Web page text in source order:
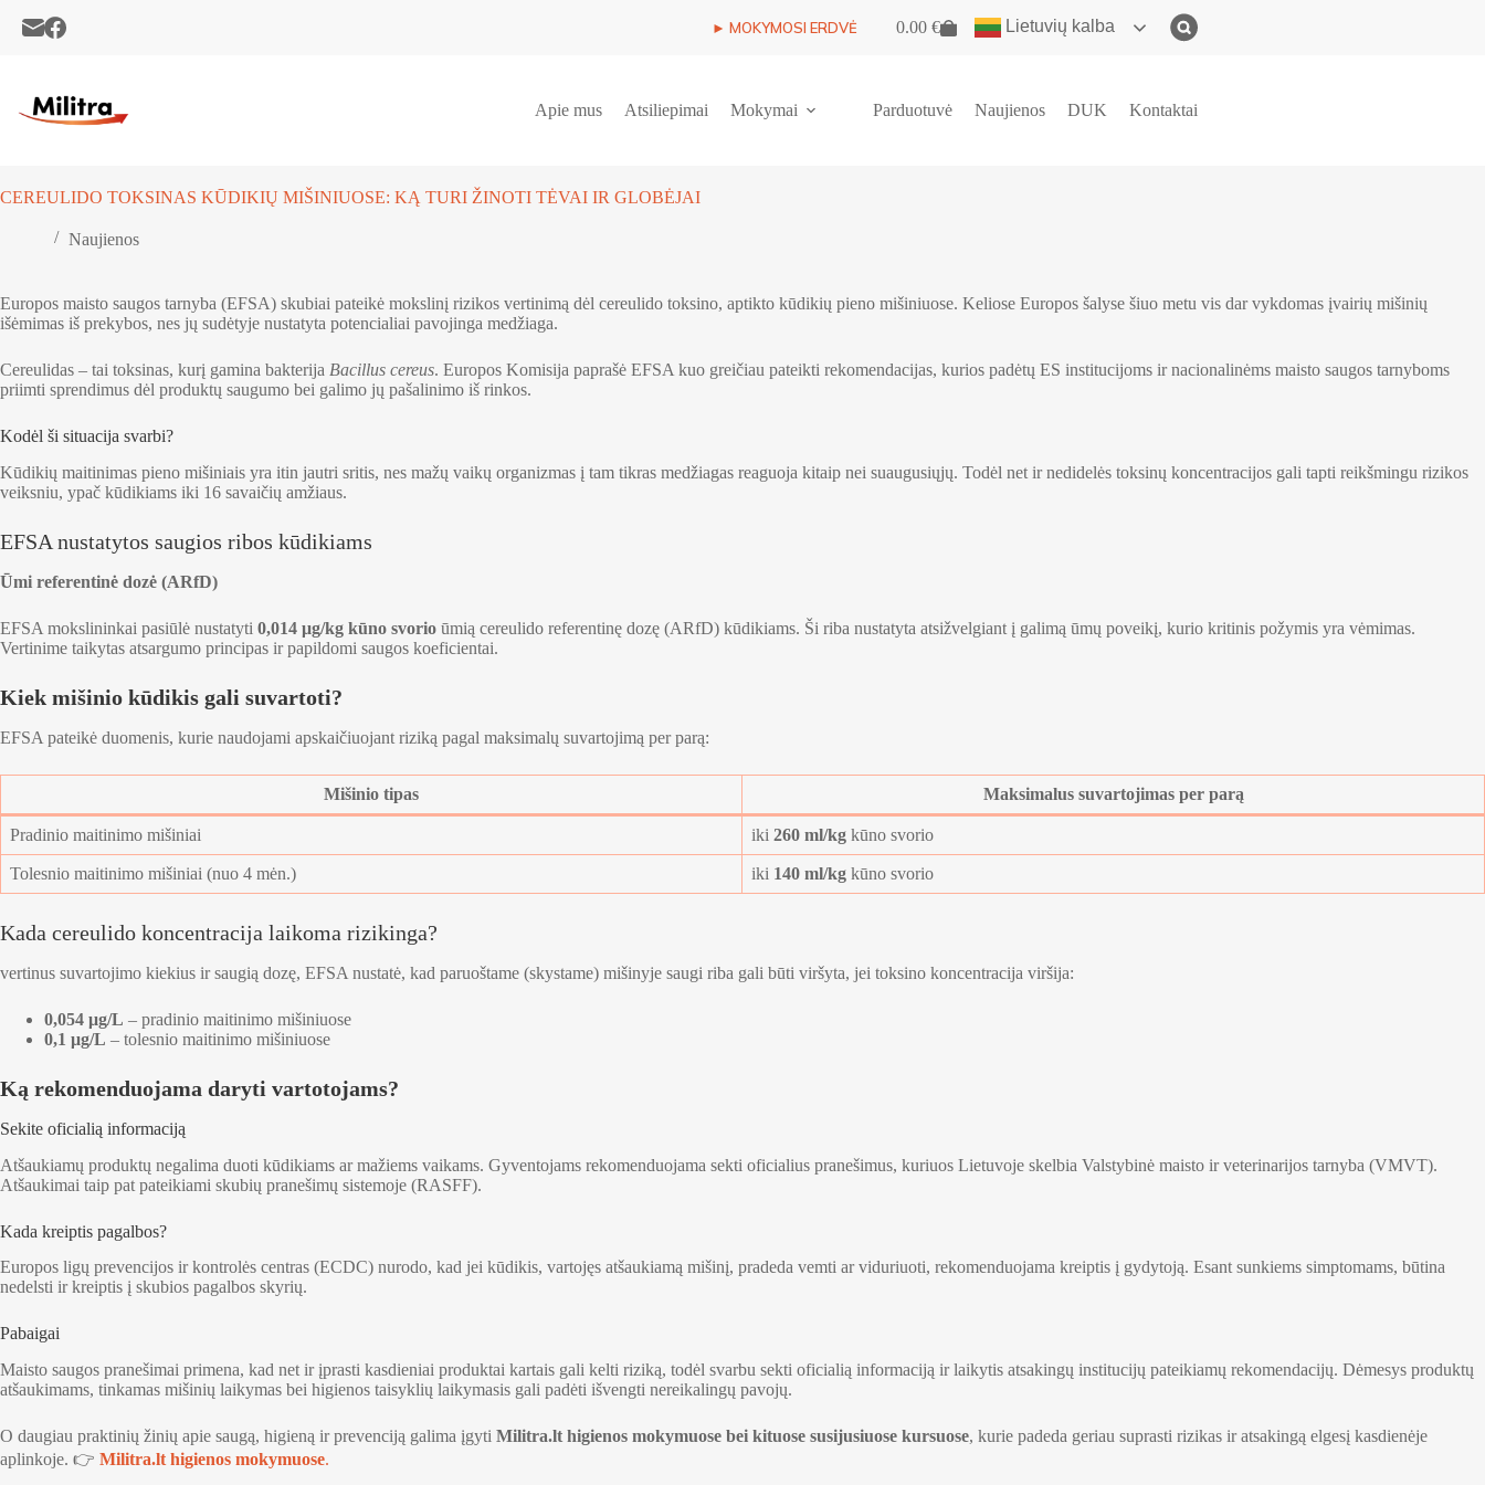
► MOKYMOSI ERDVĖ
Shopping
0.00 € Lietuvių kalba
Apie mus Atsiliepimai Mokymai Parduotuvė Naujienos DUK Kontaktai
CEREULIDO TOKSINAS KŪDIKIŲ MIŠINIUOSE: KĄ TURI ŽINOTI TĖVAI IR GLOBĖJAI
Naujienos
Europos maisto saugos tarnyba (EFSA) skubiai pateikė mokslinį rizikos vertinimą dėl cereulido toksino, aptikto kūdikių pieno mišiniuose. Keliose Europos šalyse šiuo metu vis dar vykdomas įvairių mišinių
išėmimas iš prekybos, nes jų sudėtyje nustatyta potencialiai pavojinga medžiaga.
Cereulidas – tai toksinas, kurį gamina bakterija Bacillus cereus. Europos Komisija paprašė EFSA kuo greičiau pateikti rekomendacijas, kurios padėtų ES institucijoms ir nacionalinėms maisto saugos tarnyboms
priimti sprendimus dėl produktų saugumo bei galimo jų pašalinimo iš rinkos.
Kodėl ši situacija svarbi?
Kūdikių maitinimas pieno mišiniais yra itin jautri sritis, nes mažų vaikų organizmas į tam tikras medžiagas reaguoja kitaip nei suaugusiųjų. Todėl net ir nedidelės toksinų koncentracijos gali tapti reikšmingu rizikos
veiksniu, ypač kūdikiams iki 16 savaičių amžiaus.
EFSA nustatytos saugios ribos kūdikiams
Ūmi referentinė dozė (ARfD)
EFSA mokslininkai pasiūlė nustatyti 0,014 μg/kg kūno svorio ūmią cereulido referentinę dozę (ARfD) kūdikiams. Ši riba nustatyta atsižvelgiant į galimą ūmų poveikį, kurio kritinis požymis yra vėmimas.
Vertinime taikytas atsargumo principas ir papildomi saugos koeficientai.
Kiek mišinio kūdikis gali suvartoti?
EFSA pateikė duomenis, kurie naudojami apskaičiuojant riziką pagal maksimalų suvartojimą per parą:
Mišinio tipas Maksimalus suvartojimas per parą
Pradinio maitinimo mišiniai iki 260 ml/kg kūno svorio
Tolesnio maitinimo mišiniai (nuo 4 mėn.) iki 140 ml/kg kūno svorio
Kada cereulido koncentracija laikoma rizikinga?
vertinus suvartojimo kiekius ir saugią dozę, EFSA nustatė, kad paruoštame (skystame) mišinyje saugi riba gali būti viršyta, jei toksino koncentracija viršija:
0,054 μg/L – pradinio maitinimo mišiniuose
0,1 μg/L – tolesnio maitinimo mišiniuose
Ką rekomenduojama daryti vartotojams?
Sekite oficialią informaciją
Atšaukiamų produktų negalima duoti kūdikiams ar mažiems vaikams. Gyventojams rekomenduojama sekti oficialius pranešimus, kuriuos Lietuvoje skelbia Valstybinė maisto ir veterinarijos tarnyba (VMVT).
Atšaukimai taip pat pateikiami skubių pranešimų sistemoje (RASFF).
Kada kreiptis pagalbos?
Europos ligų prevencijos ir kontrolės centras (ECDC) nurodo, kad jei kūdikis, vartojęs atšaukiamą mišinį, pradeda vemti ar viduriuoti, rekomenduojama kreiptis į gydytoją. Esant sunkiems simptomams, būtina
nedelsti ir kreiptis į skubios pagalbos skyrių.
Pabaigai
Maisto saugos pranešimai primena, kad net ir įprasti kasdieniai produktai kartais gali kelti riziką, todėl svarbu sekti oficialią informaciją ir laikytis atsakingų institucijų pateikiamų rekomendacijų. Dėmesys produktų
atšaukimams, tinkamas mišinių laikymas bei higienos taisyklių laikymasis gali padėti išvengti nereikalingų pavojų.
O daugiau praktinių žinių apie saugą, higieną ir prevenciją galima įgyti Militra.lt higienos mokymuose bei kituose susijusiuose kursuose, kurie padeda geriau suprasti rizikas ir atsakingą elgesį kasdienėje
aplinkoje. 👉 Militra.lt higienos mokymuose.